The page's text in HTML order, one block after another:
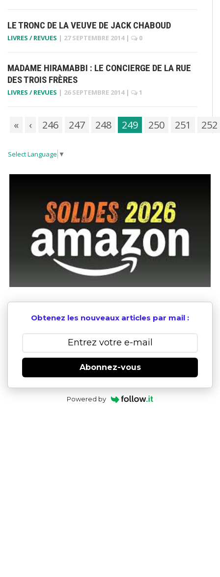
LE TRONC DE LA VEUVE DE JACK CHABOUD
LIVRES / REVUES | 27 SEPTEMBRE 2014 | 0
MADAME HIRAMABBI : LE CONCIERGE DE LA RUE
DES TROIS FRÈRES
LIVRES / REVUES | 26 SEPTEMBRE 2014 | 1
« ‹ 246 247 248 249 250 251 252
Select Language ▼
Obtenez les nouveaux articles par mail :
Abonnez-vous
Powered by